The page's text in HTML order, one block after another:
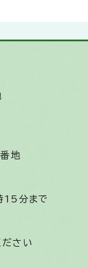
地
15分まで
さい